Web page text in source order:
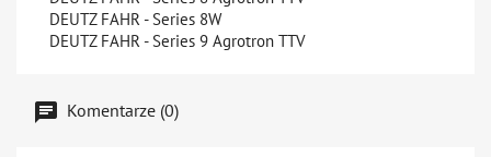
DEUTZ FAHR - Series 8W
DEUTZ FAHR - Series 9 Agrotron TTV
Komentarze (0)